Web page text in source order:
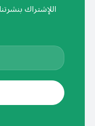
اللإشتراك